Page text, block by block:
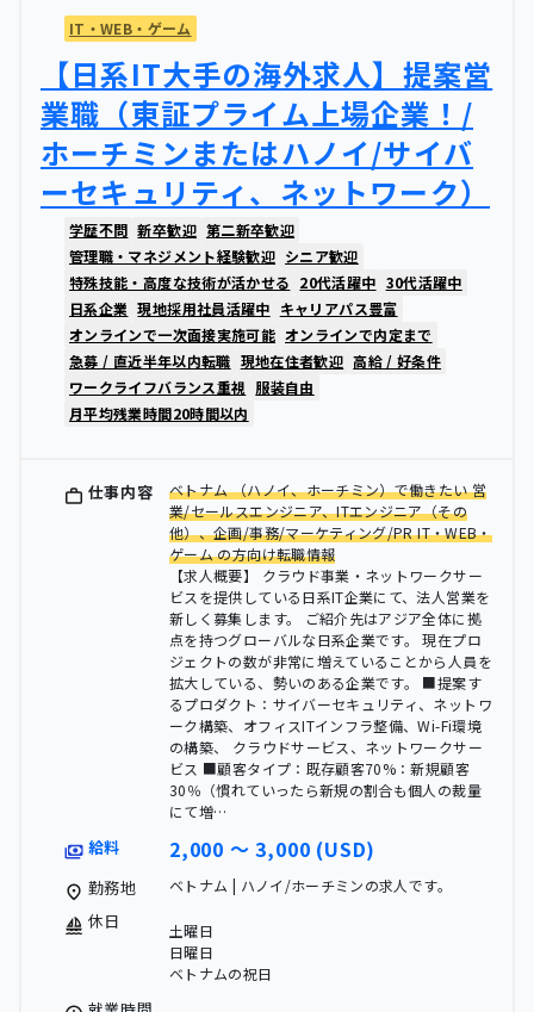
IT・WEB・ゲーム
【日系IT大手の海外求人】提案営
業職（東証プライム上場企業！/
ホーチミンまたはハノイ/サイバ
ーセキュリティ、ネットワーク）
学歴不問 新卒歓迎 第二新卒歓迎
管理職・マネジメント経験歓迎 シニア歓迎
特殊技能・高度な技術が活かせる 20代活躍中 30代活躍中
日系企業 現地採用社員活躍中 キャリアパス豊富
オンラインで一次面接実施可能 オンラインで内定まで
急募 / 直近半年以内転職 現地在住者歓迎 高給 / 好条件
ワークライフバランス重視 服装自由
月平均残業時間20時間以内
仕事内容
ベトナム （ハノイ、ホーチミン）で働きたい 営
業/セールスエンジニア、ITエンジニア（その
他）、企画/事務/マーケティング/PR IT・WEB・
ゲーム の方向け転職情報
【求人概要】 クラウド事業・ネットワークサー
ビスを提供している日系IT企業にて、法人営業を
新しく募集します。 ご紹介先はアジア全体に拠
点を持つグローバルな日系企業です。 現在プロ
ジェクトの数が非常に増えていることから人員を
拡大している、勢いのある企業です。 ■提案す
るプロダクト：サイバーセキュリティ、ネットワ
ーク構築、オフィスITインフラ整備、Wi-Fi環境
の構築、 クラウドサービス、ネットワークサー
ビス ■顧客タイプ：既存顧客70%：新規顧客
30％（慣れていったら新規の割合も個人の裁量
にて増…
給料 2,000 〜 3,000 (USD)
勤務地 ベトナム | ハノイ/ホーチミンの求人です。
休日
土曜日
日曜日
ベトナムの祝日